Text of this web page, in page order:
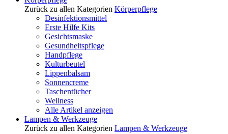
Zurück zu allen Kategorien Körperpflege
Desinfektionsmittel
Erste Hilfe Kits
Gesichtsmaske
Gesundheitspflege
Handpflege
Kulturbeutel
Lippenbalsam
Sonnencreme
Taschentücher
Wellness
Alle Artikel anzeigen
Lampen & Werkzeuge
Zurück zu allen Kategorien Lampen & Werkzeuge